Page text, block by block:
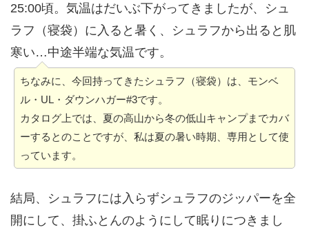
25:00頃。気温はだいぶ下がってきましたが、シュ
ラフ（寝袋）に入ると暑く、シュラフから出ると肌
寒い…中途半端な気温です。
ちなみに、今回持ってきたシュラフ（寝袋）は、モンベ
ル・UL・ダウンハガー#3です。
カタログ上では、夏の高山から冬の低山キャンプまでカバ
ーするとのことですが、私は夏の暑い時期、専用として使
っています。
結局、シュラフには入らずシュラフのジッパーを全
開にして、掛ふとんのようにして眠りにつきまし